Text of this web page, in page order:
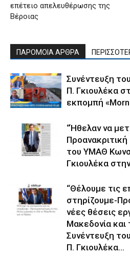
επέτειο απελευθέρωσης της
Βέροιας
ΠΑΡΟΜΟΙΑ ΑΡΘΡΑ
Συνέντευξη
Π. Γκιουλέκα
εκπομπή
“Ήθελαν να
του ΥΜΑΘ
Γκιουλέκα
“Θέλουμε τις
στηρίζουμε-
νέες θέσεις
Μακεδονία και
Συνέντευξη
Π. Γκιουλέκα...